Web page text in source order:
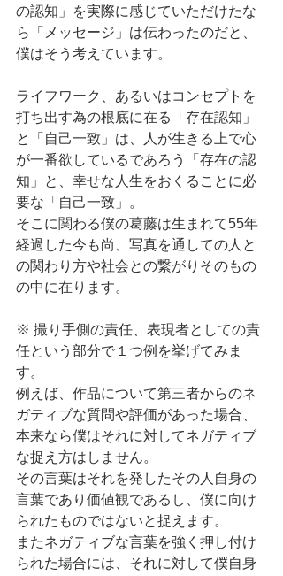
の認知」を実際に感じていただけたな
ら「メッセージ」は伝わったのだと、
僕はそう考えています。
ライフワーク、あるいはコンセプトを
打ち出す為の根底に在る「存在認知」
と「自己一致」は、人が生きる上で心
が一番欲しているであろう「存在の認
知」と、幸せな人生をおくることに必
要な「自己一致」。
そこに関わる僕の葛藤は生まれて55年
経過した今も尚、写真を通しての人と
の関わり方や社会との繋がりそのもの
の中に在ります。
※ 撮り手側の責任、表現者としての責
任という部分で１つ例を挙げてみま
す。
例えば、作品について第三者からのネ
ガティブな質問や評価があった場合、
本来なら僕はそれに対してネガティブ
な捉え方はしません。
その言葉はそれを発したその人自身の
言葉であり価値観であるし、僕に向け
られたものではないと捉えます。
またネガティブな言葉を強く押し付け
られた場合には、それに対して僕自身